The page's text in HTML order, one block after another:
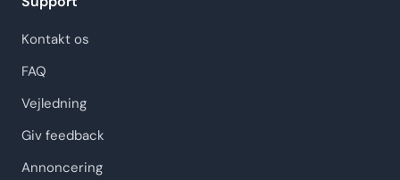
Kontakt os
FAQ
Vejledning
Giv feedback
Annoncering